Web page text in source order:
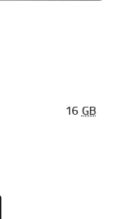
16GB